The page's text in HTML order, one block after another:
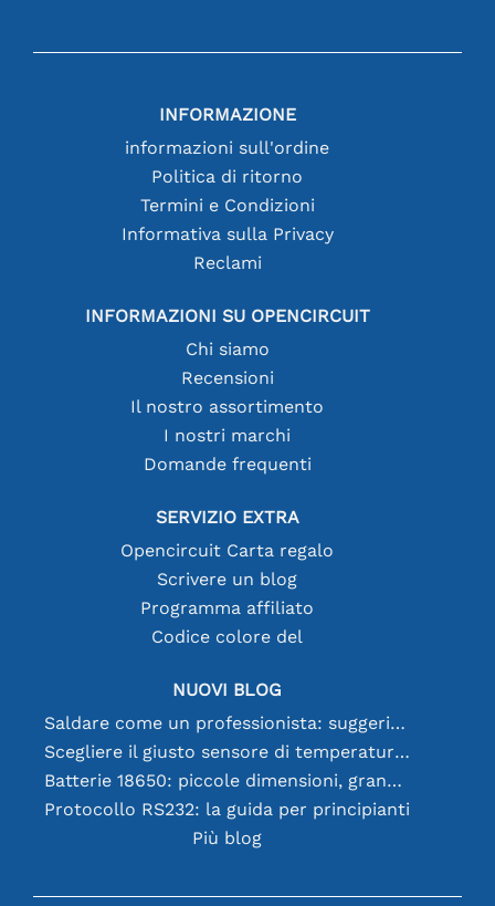
INFORMAZIONE
informazioni sull'ordine
Politica di ritorno
Termini e Condizioni
Informativa sulla Privacy
Reclami
INFORMAZIONI SU OPENCIRCUIT
Chi siamo
Recensioni
Il nostro assortimento
I nostri marchi
Domande frequenti
SERVIZIO EXTRA
Opencircuit Carta regalo
Scrivere un blog
Programma affiliato
Codice colore del
NUOVI BLOG
Saldare come un professionista: suggerimenti per connessioni elettroniche perfette
Scegliere il giusto sensore di temperatura [youtube]
Batterie 18650: piccole dimensioni, grandi prestazioni
Protocollo RS232: la guida per principianti
Più blog